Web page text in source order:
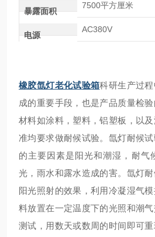
暴露面积
7500平方厘米
电源
AC380V
橡胶氙灯老化试验箱科研生产过
成的重要手段，也是产品质量检
材料如涂料，塑料，铝塑板，以
准均要求做耐候试验。氙灯耐候
的主要因素是阳光和潮湿，耐气
光，雨水和露水造成的害。氙灯
阳光照射的效果，利用冷凝湿气
料放置在一定温度下的光照和潮
测试，用数天或数周的时间即可